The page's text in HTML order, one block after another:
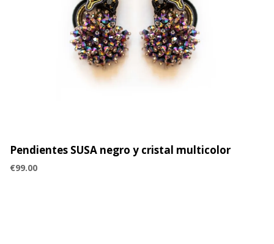
Pendientes SUSA negro y cristal multicolor
€99.00